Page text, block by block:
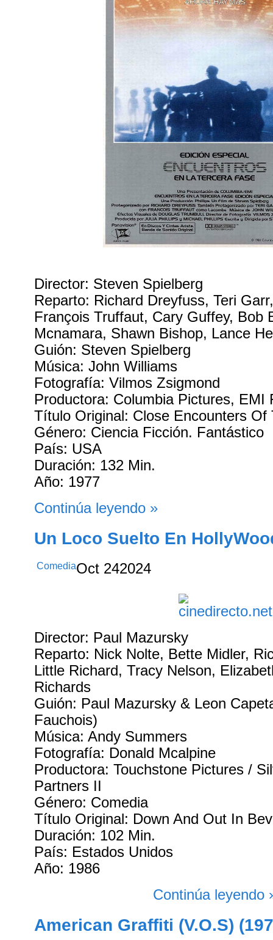
Director: Steven Spielberg
Reparto: Richard Dreyfuss, Teri
François Truffaut, Cary Guffey, Bob
Mcnamara, Shawn Bishop, Lance
Guión: Steven Spielberg
Música: John Williams
Fotografía: Vilmos Zsigmond
Productora: Columbia Pictures, EMI
Título Original: Close Encounters Of
Género: Ciencia Ficción. Fantástico
País: USA
Duración: 132 Min.
Año: 1977
Continúa leyendo »
Un Loco Suelto En
ComediaOct 242024
Director: Paul Mazursky
Reparto: Nick Nolte, Bette Midler,
Little Richard, Tracy Nelson,
Richards
Guión: Paul Mazursky & Leon
Fauchois)
Música: Andy Summers
Fotografía: Donald Mcalpine
Productora: Touchstone Pictures /
Partners II
Género: Comedia
Título Original: Down And Out In
Duración: 102 Min.
País: Estados Unidos
Año: 1986
Continúa leyendo
American Graffiti (V.O.S)